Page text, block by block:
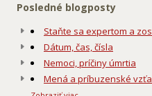
Posledné blogposty
Staňte sa expertom a
Dátum, čas, čísla
Nemoci, príčiny úmrtia
Mená a príbuzenské